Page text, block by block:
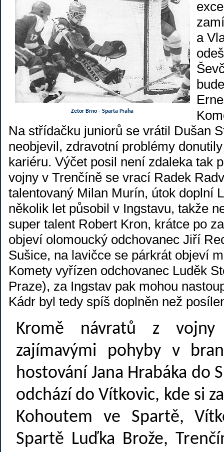
Zetor Brno - Sparta Praha
a
Na střídačku juniorů se vrátil Dušan
neobjevil, zdravotní problémy
kariéru. Výčet posil není zdaleka tak
vojny v Trenčíně se vrací Radek
talentovaný Milan Murín, útok doplní
několik let působil v Ingstavu, takže
super talent Robert Kron, krátce po
objeví olomoucký odchovanec Jiří
Sušice, na lavičce se párkrát objeví
Komety vyřízen odchovanec Luděk
Praze), za Ingstav pak mohou
Kádr byl tedy spíš doplněn než
Kromě návratů z vojny
zajímavými pohyby v
hostování Jana Hrabáka do
odchází do Vítkovic, kde si
Kohoutem ve Spartě,
Spartě Luďka Brože,